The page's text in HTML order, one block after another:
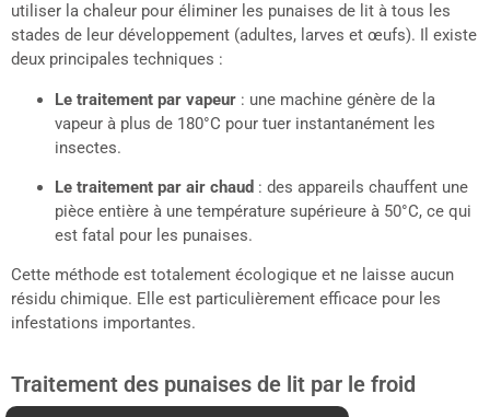
utiliser la chaleur pour éliminer les punaises de lit à tous les
stades de leur développement (adultes, larves et œufs). Il existe
deux principales techniques :
Le traitement par vapeur : une machine génère de la
vapeur à plus de 180°C pour tuer instantanément les
insectes.
Le traitement par air chaud : des appareils chauffent une
pièce entière à une température supérieure à 50°C, ce qui
est fatal pour les punaises.
Cette méthode est totalement écologique et ne laisse aucun
résidu chimique. Elle est particulièrement efficace pour les
infestations importantes.
Traitement des punaises de lit par le froid